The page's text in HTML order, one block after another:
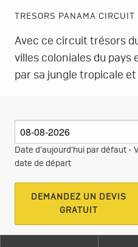
TRESORS PANAMA
Avec ce circuit trésors
villes coloniales du pays
par sa jungle tropicale et
Date d'aujourd'hui par défaut -
date de départ
DEMANDEZ UN DEVIS
GRATUIT